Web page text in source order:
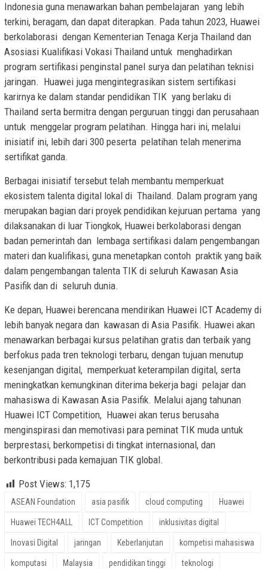
Indonesia guna menawarkan bahan pembelajaran yang lebih
terkini, beragam, dan dapat diterapkan. Pada tahun 2023, Huawei
berkolaborasi dengan Kementerian Tenaga Kerja Thailand dan
Asosiasi Kualifikasi Vokasi Thailand untuk menghadirkan
program sertifikasi penginstal panel surya dan pelatihan teknisi
jaringan. Huawei juga mengintegrasikan sistem sertifikasi
karirnya ke dalam standar pendidikan TIK yang berlaku di
Thailand serta bermitra dengan perguruan tinggi dan perusahaan
untuk menggelar program pelatihan. Hingga hari ini, melalui
inisiatif ini, lebih dari 300 peserta pelatihan telah menerima
sertifikat ganda.
Berbagai inisiatif tersebut telah membantu memperkuat
ekosistem talenta digital lokal di Thailand. Dalam program yang
merupakan bagian dari proyek pendidikan kejuruan pertama yang
dilaksanakan di luar Tiongkok, Huawei berkolaborasi dengan
badan pemerintah dan lembaga sertifikasi dalam pengembangan
materi dan kualifikasi, guna menetapkan contoh praktik yang baik
dalam pengembangan talenta TIK di seluruh Kawasan Asia
Pasifik dan di seluruh dunia.
Ke depan, Huawei berencana mendirikan Huawei ICT Academy di
lebih banyak negara dan kawasan di Asia Pasifik. Huawei akan
menawarkan berbagai kursus pelatihan gratis dan terbaik yang
berfokus pada tren teknologi terbaru, dengan tujuan menutup
kesenjangan digital, memperkuat keterampilan digital, serta
meningkatkan kemungkinan diterima bekerja bagi pelajar dan
mahasiswa di Kawasan Asia Pasifik. Melalui ajang tahunan
Huawei ICT Competition, Huawei akan terus berusaha
menginspirasi dan memotivasi para peminat TIK muda untuk
berprestasi, berkompetisi di tingkat internasional, dan
berkontribusi pada kemajuan TIK global.
Post Views: 1,175
ASEAN Foundation asia pasifik cloud computing Huawei
Huawei TECH4ALL ICT Competition inklusivitas digital
Inovasi Digital jaringan Keberlanjutan kompetisi mahasiswa
komputasi Malaysia pendidikan tinggi teknologi